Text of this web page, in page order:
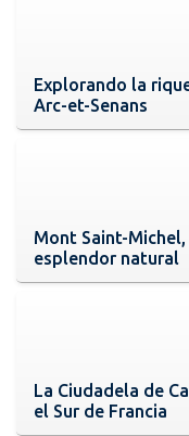
Explorando la
Arc-et-Senans
Mont Saint-
esplendor natural
La Ciudadela de
el Sur de Francia